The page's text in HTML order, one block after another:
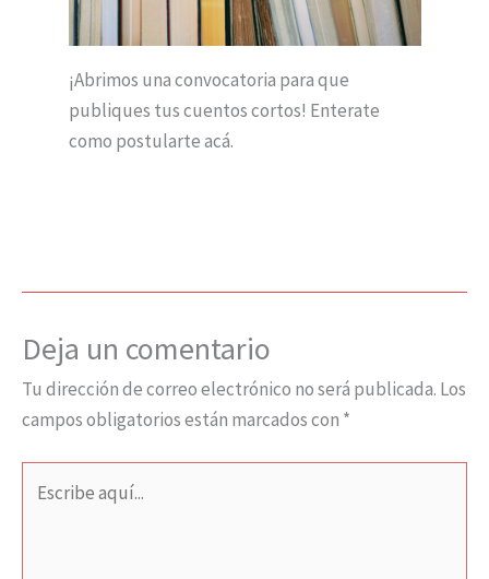
¡Abrimos una convocatoria para que
publiques tus cuentos cortos! Enterate
como postularte acá.
Deja un comentario
Tu dirección de correo electrónico no será publicada. Los
campos obligatorios están marcados con *
aquí...